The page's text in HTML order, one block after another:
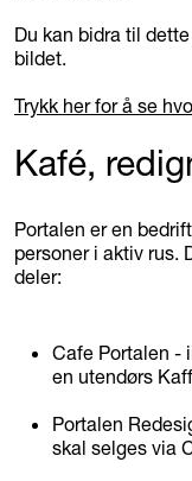
Du kan bidra til
bildet.
Trykk her for å se
Kafé,
Portalen er en
personer i aktiv rus.
deler:
Cafe Portalen -
en utendørs
Portalen
skal selges via